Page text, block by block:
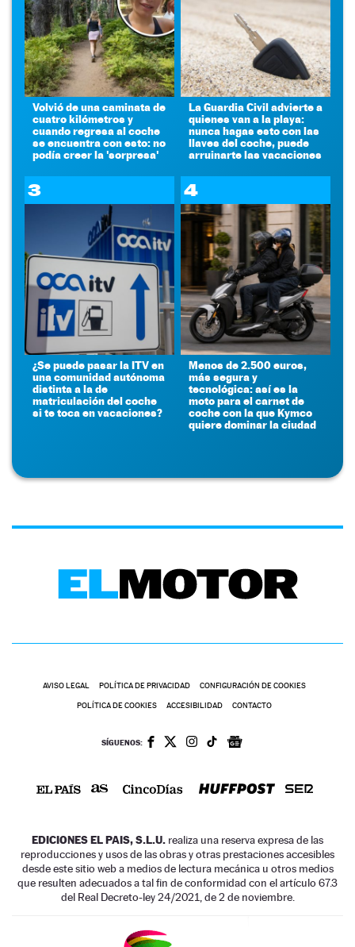
Volvió de una caminata de
cuatro kilómetros y
cuando regresa al coche
se encuentra con esto: no
podía creer la 'sorpresa'
La Guardia Civil advierte a
quienes van a la playa:
nunca hagas esto con las
llaves del coche, puede
arruinarte las vacaciones
3
¿Se puede pasar la ITV en
una comunidad autónoma
distinta a la de
matriculación del coche
si te toca en vacaciones?
4
Menos de 2.500 euros,
más segura y
tecnológica: así es la
moto para el carnet de
coche con la que Kymco
quiere dominar la ciudad
AVISO LEGAL POLÍTICA DE PRIVACIDAD CONFIGURACIÓN DE COOKIES
POLÍTICA DE COOKIES ACCESIBILIDAD CONTACTO
SÍGUENOS:
EDICIONES EL PAIS, S.L.U. realiza una reserva expresa de las
reproducciones y usos de las obras y otras prestaciones accesibles
desde este sitio web a medios de lectura mecánica u otros medios
que resulten adecuados a tal fin de conformidad con el artículo 67.3
del Real Decreto-ley 24/2021, de 2 de noviembre.